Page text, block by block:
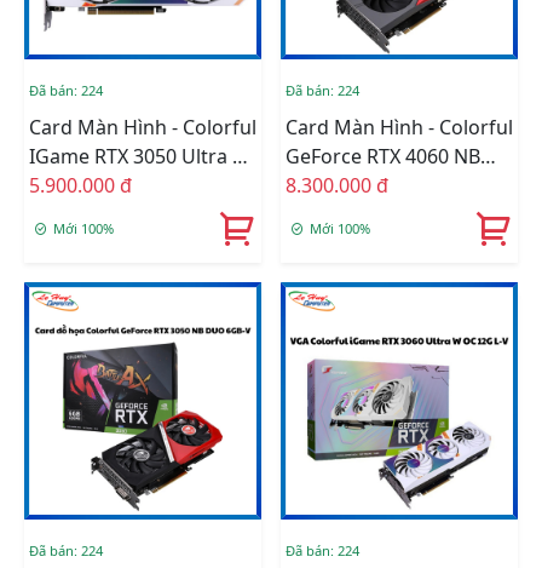
Đã bán: 224
Card Màn Hình - Colorful
IGame RTX 3050 Ultra W
DUO OC V2-V (8GB)
5.900.000 đ
Mới 100%
Đã bán: 224
Card Màn Hình - Colorful
GeForce RTX 4060 NB
DUO 8GB V3-V
8.300.000 đ
Mới 100%
Đã bán: 224 Đã bán: 224